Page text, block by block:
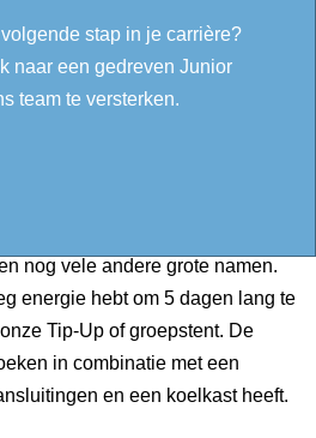
boek dan snel een Tip-Up
festival!
gevarieerde artiesten en
nog vele andere grote namen.
energie hebt om 5 dagen lang te
Tip-Up of groepstent. De
in combinatie met een
en een koelkast heeft.
stap in je carrière?
naar een gedreven Junior
team te versterken.